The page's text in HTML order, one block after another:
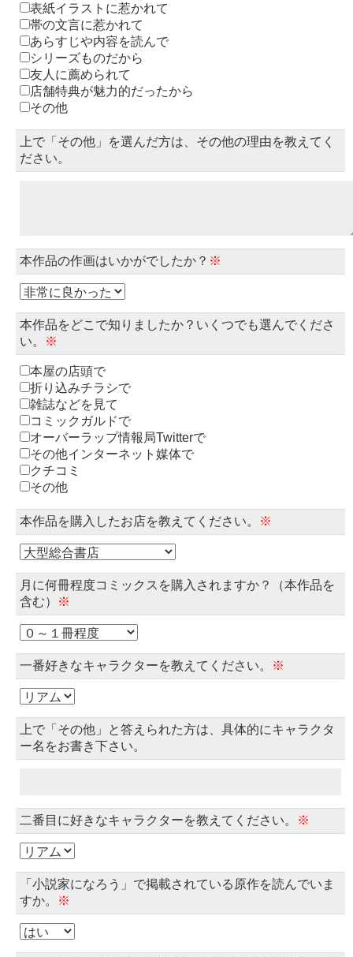
表紙イラストに惹かれて
帯の文言に惹かれて
あらすじや内容を読んで
シリーズものだから
友人に薦められて
店舗特典が魅力的だったから
その他
上で「その他」を選んだ方は、その他の理由を教えてく
ださい。
本作品の作画はいかがでしたか？ ※
本作品をどこで知りましたか？いくつでも選んでくださ
い。
※
本屋の店頭で
折り込みチラシで
雑誌などを見て
コミックガルドで
オーバーラップ情報局Twitterで
その他インターネット媒体で
クチコミ
その他
本作品を購入したお店を教えてください。 ※
月に何冊程度コミックスを購入されますか？（本作品を
含む）
※
一番好きなキャラクターを教えてください。 ※
上で「その他」と答えられた方は、具体的にキャラクタ
ー名をお書き下さい。
二番目に好きなキャラクターを教えてください。 ※
「小説家になろう」で掲載されている原作を読んでいま
すか。
※